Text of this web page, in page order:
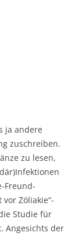
ja andere
zuschreiben.
zu lesen,
Freund-
Zöliakie“-
Studie für
Angesichts der